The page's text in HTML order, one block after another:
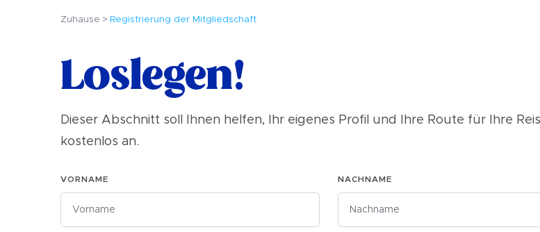
Zuhause Registrierung der Mitgliedschaft
Loslegen!
Dieser Abschnitt soll Ihnen helfen, Ihr eigenes Profil und Ihre Route für Ihre
kostenlos an.
VORNAME NACHNAME